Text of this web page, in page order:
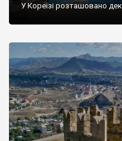
У Кореїзі розташовано